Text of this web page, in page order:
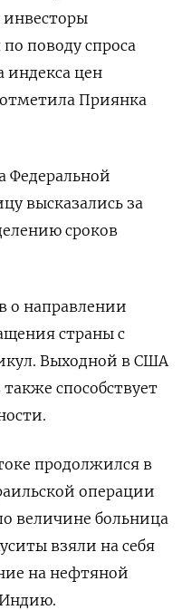
инвесторы
поводу спроса
индекса цен
Приянка
Федеральной
высказались за
сроков
о направлении
страны с
Выходной в США
способствует
продолжился в
операции
величине больница
взяли на себя
на нефтяной